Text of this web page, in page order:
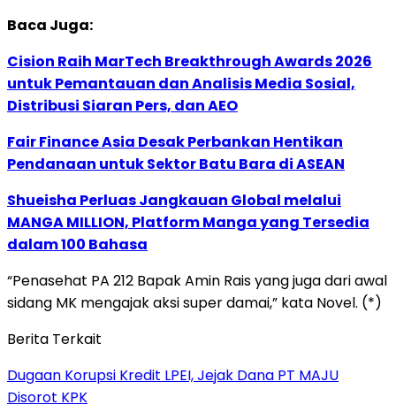
Baca Juga:
Cision Raih MarTech Breakthrough Awards 2026
untuk Pemantauan dan Analisis Media Sosial,
Distribusi Siaran Pers, dan AEO
Fair Finance Asia Desak Perbankan Hentikan
Pendanaan untuk Sektor Batu Bara di ASEAN
Shueisha Perluas Jangkauan Global melalui
MANGA MILLION, Platform Manga yang Tersedia
dalam 100 Bahasa
“Penasehat PA 212 Bapak Amin Rais yang juga dari awal
sidang MK mengajak aksi super damai,” kata Novel. (*)
Berita Terkait
Dugaan Korupsi Kredit LPEI, Jejak Dana PT MAJU
Disorot KPK